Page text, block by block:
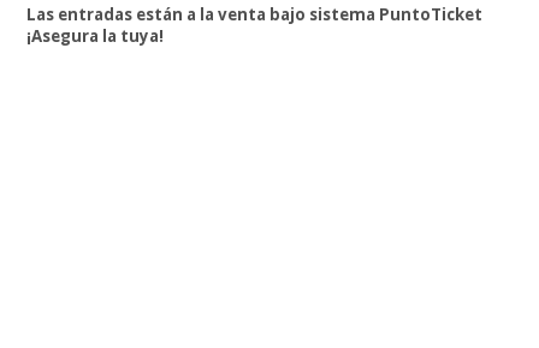
Las entradas están a la venta bajo sistema PuntoTicket
¡Asegura la tuya!